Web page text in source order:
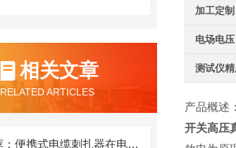
相关文章
RELATED ARTICLES
行业推荐：便携式电缆刺扎器在电缆工程中的应用
加工定制
电场电压
测试仪
产品概述：
开关高压